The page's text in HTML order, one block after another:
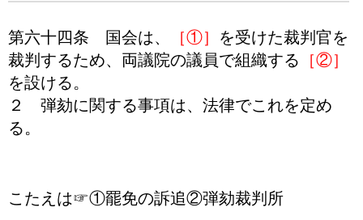
第六十四条 国会は、 ［①］ を受けた裁判官を
裁判するため、両議院の議員で組織する ［②］
を設ける。
２ 弾劾に関する事項は、法律でこれを定め
る。
こたえは☞①罷免の訴追②弾劾裁判所